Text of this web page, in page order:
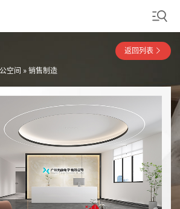
空间 » 销售制造
返回列表